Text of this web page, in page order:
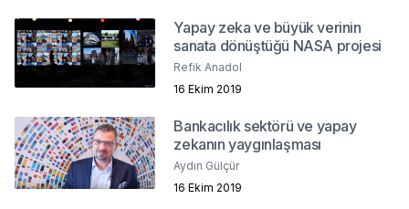
Yapay zeka ve büyük verinin
sanata dönüştüğü NASA projesi
Refik Anadol
16 Ekim 2019
Bankacılık sektörü ve yapay
zekanın yaygınlaşması
Aydın Gülçür
16 Ekim 2019